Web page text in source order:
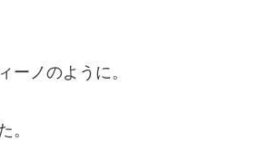
ーノのように。
。